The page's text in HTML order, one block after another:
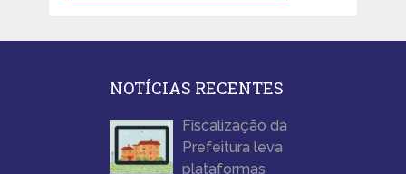
NOTÍCIAS RECENTES
Fiscalização da
Prefeitura leva
plataformas